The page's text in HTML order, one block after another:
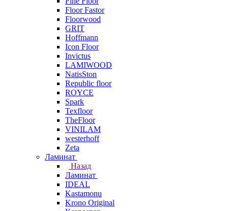
Floor Fastor
Floorwood
GRIT
Hoffmann
Icon Floor
Invictus
LAMIWOOD
NatisSton
Republic floor
ROYCE
Spark
Texfloor
TheFloor
VINILAM
westerhoff
Zeta
Ламинат
Назад
Ламинат
IDEAL
Kastamonu
Krono Original